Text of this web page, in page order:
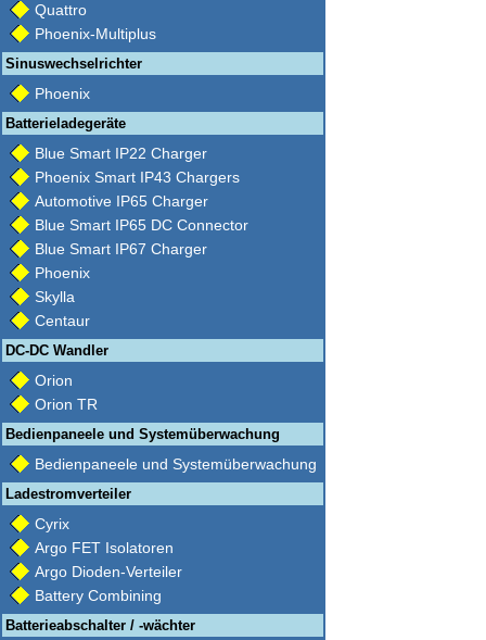
Quattro
Phoenix-Multiplus
Sinuswechselrichter
Phoenix
Batterieladegeräte
Blue Smart IP22 Charger
Phoenix Smart IP43 Chargers
Automotive IP65 Charger
Blue Smart IP65 DC Connector
Blue Smart IP67 Charger
Phoenix
Skylla
Centaur
DC-DC Wandler
Orion
Orion TR
Bedienpaneele und Systemüberwachung
Bedienpaneele und Systemüberwachung
Ladestromverteiler
Cyrix
Argo FET Isolatoren
Argo Dioden-Verteiler
Battery Combining
Batterieabschalter / -wächter